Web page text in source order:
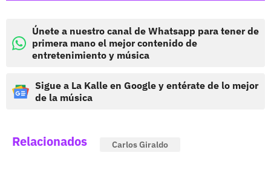
Únete a nuestro canal de Whatsapp para tener de
primera mano el mejor contenido de
entretenimiento y música
Sigue a La Kalle en Google y entérate de lo mejor
de la música
Relacionados Carlos Giraldo